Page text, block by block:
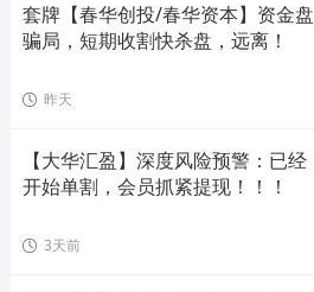
套牌【春华创投/春华资本】资金盘
骗局，短期收割快杀盘，远离！
昨天
【大华汇盈】深度风险预警：已经
开始单割，会员抓紧提现！！！
3天前